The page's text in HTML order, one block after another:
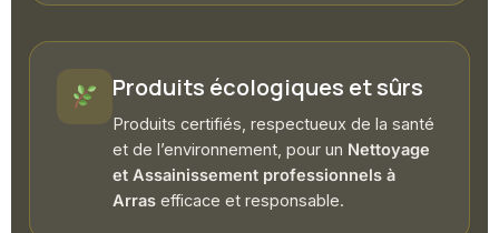
Produits écologiques et sûrs
Produits certifiés, respectueux de la santé
et de l’environnement, pour un Nettoyage
et Assainissement professionnels à
Arras efficace et responsable.